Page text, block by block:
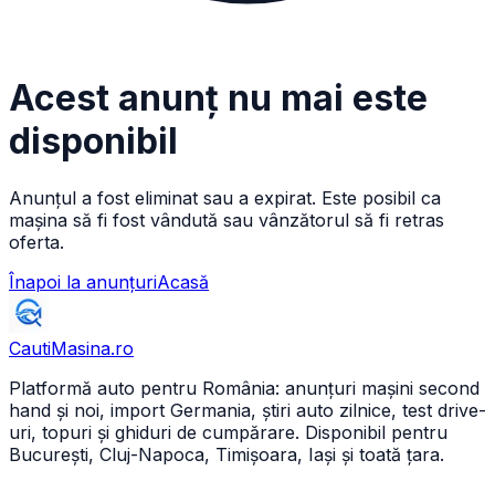
Acest anunț nu mai este
disponibil
Anunțul a fost eliminat sau a expirat. Este posibil ca
mașina să fi fost vândută sau vânzătorul să fi retras
oferta.
Înapoi la anunțuriAcasă
CautiMasina.ro
Platformă auto pentru România: anunțuri mașini second
hand și noi, import Germania, știri auto zilnice, test drive-
uri, topuri și ghiduri de cumpărare. Disponibil pentru
București, Cluj-Napoca, Timișoara, Iași și toată țara.